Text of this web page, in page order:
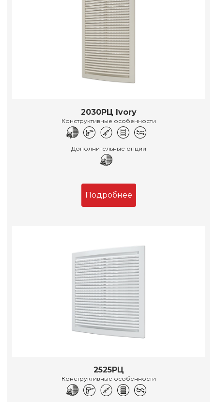
2030РЦ Ivory
Конструктивные особенности
Дополнительные опции
Подробнее
2525РЦ
Конструктивные особенности